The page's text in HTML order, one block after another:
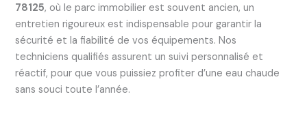
78125, où le parc immobilier est souvent ancien, un
entretien rigoureux est indispensable pour garantir la
sécurité et la fiabilité de vos équipements. Nos
techniciens qualifiés assurent un suivi personnalisé et
réactif, pour que vous puissiez profiter d’une eau chaude
sans souci toute l’année.